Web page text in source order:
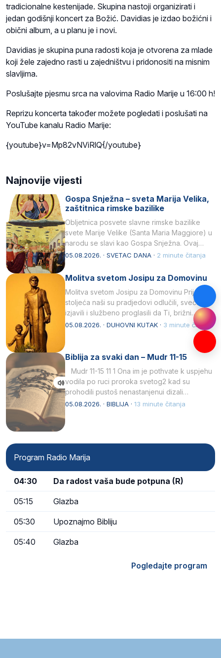
tradicionalne kestenijade. Skupina nastoji organizirati i
jedan godišnji koncert za Božić. Davidias je izdao božićni i
obični album, a u planu je i novi.
Davidias je skupina puna radosti koja je otvorena za mlade
koji žele zajedno rasti u zajedništvu i pridonositi na misnim
slavljima.
Poslušajte pjesmu srca na valovima Radio Marije u 16:00 h!
Reprizu koncerta također možete pogledati i poslušati na
YouTube kanalu Radio Marije:
{youtube}v=Mp82vNViRlQ{/youtube}
Najnovije vijesti
Gospa Snježna – sveta Marija Velika,
zaštitnica rimske bazilike
Obljetnica posvete slavne rimske bazilike
svete Marije Velike (Santa Maria Maggiore) u
narodu se slavi kao Gospa Snježna. Ovaj
naziv, Sancta Maria…
05.08.2026. · SVETAC DANA · 2 minute čitanja
Molitva svetom Josipu za Domovinu
Molitva svetom Josipu za Domovinu Prije tri
stoljeća naši su pradjedovi odlučili, svečano
izjavili i službeno proglasili da Ti, brižni
Poočime Isusov,…
05.08.2026. · DUHOVNI KUTAK · 3 minute čitanja
Biblija za svaki dan – Mudr 11-15
Mudr 11-15 11 1 Ona im je pothvate k uspjehu
vodila po ruci proroka svetog2 kad su
prohodili pustoš nenastanjenui dizali…
05.08.2026. · BIBLIJA · 13 minute čitanja
Program Radio Marija
04:30 Da radost vaša bude potpuna (R)
05:15 Glazba
05:30 Upoznajmo Bibliju
05:40 Glazba
Pogledajte program